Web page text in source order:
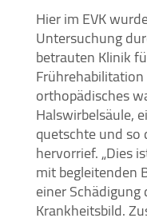
Hier im EVK
Untersuchung
betrauten Klinik
orthopädisches
Halswirbelsäule,
quetschte und
hervorrief. „Dies
mit begleitenden
einer
Krankheitsbild.
Zugriff